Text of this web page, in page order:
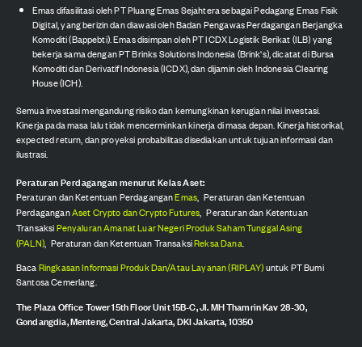
Emas difasilitasi oleh PT Pluang Emas Sejahtera sebagai Pedagang Emas Fisik
Digital, yang berizin dan diawasi oleh Badan Pengawas Perdagangan Berjangka
Komoditi (Bappebti). Emas disimpan oleh PT ICDX Logistik Berikat (ILB) yang
bekerja sama dengan PT Brinks Solutions Indonesia (Brink's), dicatat di Bursa
Komoditi dan Derivatif Indonesia (ICDX), dan dijamin oleh Indonesia Clearing
House (ICH).
Semua investasi mengandung risiko dan kemungkinan kerugian nilai investasi.
Kinerja pada masa lalu tidak mencerminkan kinerja di masa depan. Kinerja historikal,
expected return, dan proyeksi probabilitas disediakan untuk tujuan informasi dan
ilustrasi.
Peraturan Perdagangan menurut Kelas Aset:
Peraturan dan Ketentuan PerdaganganEmas, Peraturan dan Ketentuan
PerdaganganAset Crypto dan Crypto Futures, Peraturan dan Ketentuan
TransaksiPenyaluran Amanat Luar Negeri Produk Saham Tunggal Asing
(PALN), Peraturan dan Ketentuan TransaksiReksa Dana.
BacaRingkasan Informasi Produk Dan/Atau Layanan (RIPLAY)untuk PT Bumi
Santosa Cemerlang.
The Plaza Office Tower 15th Floor Unit 15B-C, Jl. MH Thamrin Kav 28-30,
Gondangdia, Menteng, Central Jakarta, DKI Jakarta, 10350